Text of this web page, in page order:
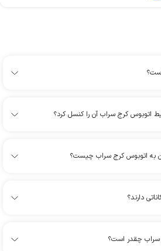
اتوبوس کرج سراب آن را کنسل کرد؟
به اتوبوس کرج سراب چیست؟
دارند؟
سراب چقدر است؟